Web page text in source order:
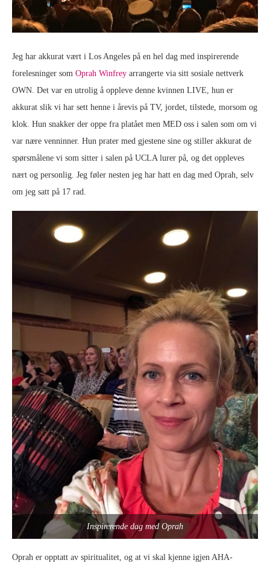
Jeg har akkurat vært i Los Angeles på en hel dag med inspirerende
forelesninger som Oprah Winfrey arrangerte via sitt sosiale nettverk
OWN. Det var en utrolig å oppleve denne kvinnen LIVE, hun er
akkurat slik vi har sett henne i årevis på TV, jordet, tilstede, morsom og
klok. Hun snakker der oppe fra platået men MED oss i salen som om vi
var nære venninner. Hun prater med gjestene sine og stiller akkurat de
spørsmålene vi som sitter i salen på UCLA lurer på, og det oppleves
nært og personlig. Jeg føler nesten jeg har hatt en dag med Oprah, selv
om jeg satt på 17 rad.
Inspirerende dag med Oprah
Oprah er opptatt av spiritualitet, og at vi skal kjenne igjen AHA-